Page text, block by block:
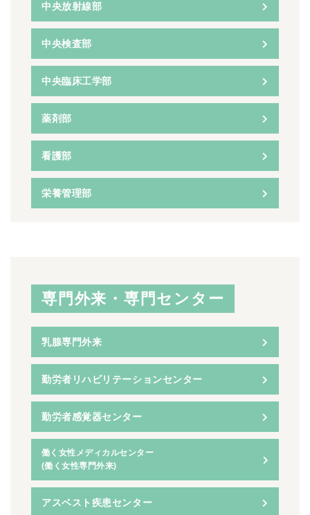
中央放射線部
中央検査部
中央臨床工学部
薬剤部
看護部
栄養管理部
専門外来・専門センター
乳腺専門外来
勤労者リハビリテーションセンター
勤労者感覚器センター
働く女性メディカルセンター
(働く女性専門外来)
アスベスト疾患センター